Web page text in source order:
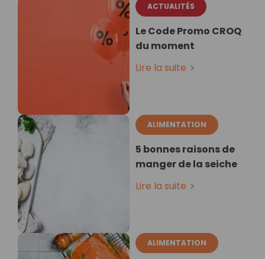
ACTUALITÉS
Le Code Promo CROQ
du moment
Lire la suite
ALIMENTATION
5 bonnes raisons de
manger de la seiche
Lire la suite
ALIMENTATION